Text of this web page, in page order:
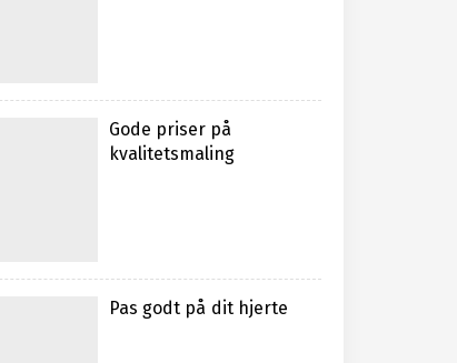
Gode priser på
kvalitetsmaling
Pas godt på dit hjerte